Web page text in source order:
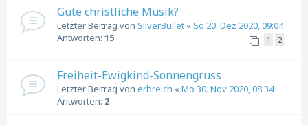
Gute christliche Musik?
Letzter Beitrag von SilverBullet «So 20. Dez 2020, 09:04
Antworten: 15 1 2
Freiheit-Ewigkind-Sonnengruss
Letzter Beitrag von erbreich «Mo 30. Nov 2020, 08:34
Antworten: 2